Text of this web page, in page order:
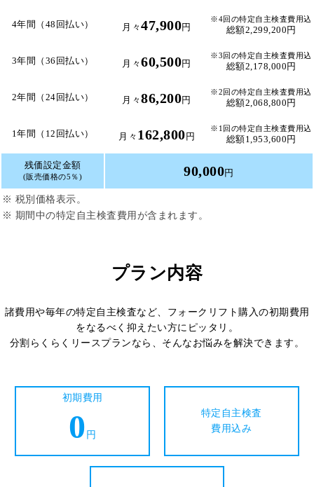
4年間（48回払い） 月々47,900円
※4回の特定自主検査費用込
総額2,299,200円
3年間（36回払い） 月々60,500円
※3回の特定自主検査費用込
総額2,178,000円
2年間（24回払い） 月々86,200円
※2回の特定自主検査費用込
総額2,068,800円
1年間（12回払い） 月々 162,800 円
※1回の特定自主検査費用込
総額1,953,600円
残価設定金額
(販売価格の5％) 90,000円
※ 税別価格表示。
※ 期間中の特定自主検査費用が含まれます。
プラン内容
諸費用や毎年の特定自主検査など、フォークリフト購入の初期費用
をなるべく抑えたい方にピッタリ。
分割らくらくリースプランなら、そんなお悩みを解決できます。
初期費用
0 円
特定自主検査
費用込み